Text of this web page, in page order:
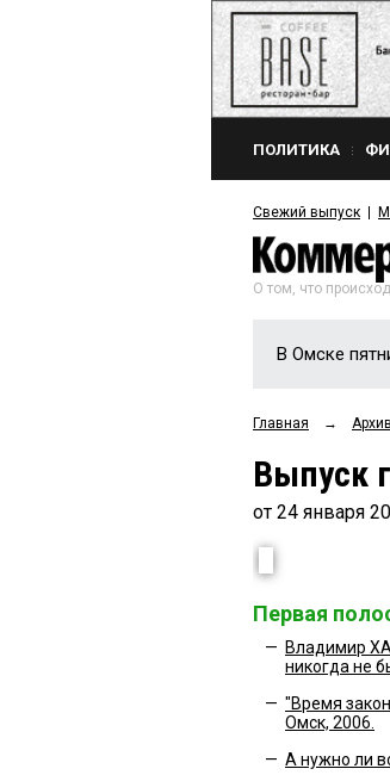
ПОЛИТИКА
Свежий выпуск
О том, что
В Омске
Главная →
Выпуск
от 24 января
Первая
— Владимир
никогда не
— "Время
Омск, 2006.
— А нужно ли